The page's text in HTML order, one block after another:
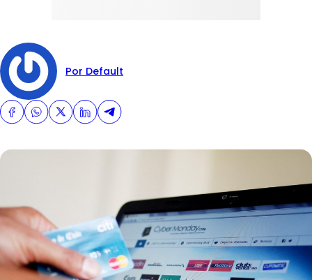
Por Default